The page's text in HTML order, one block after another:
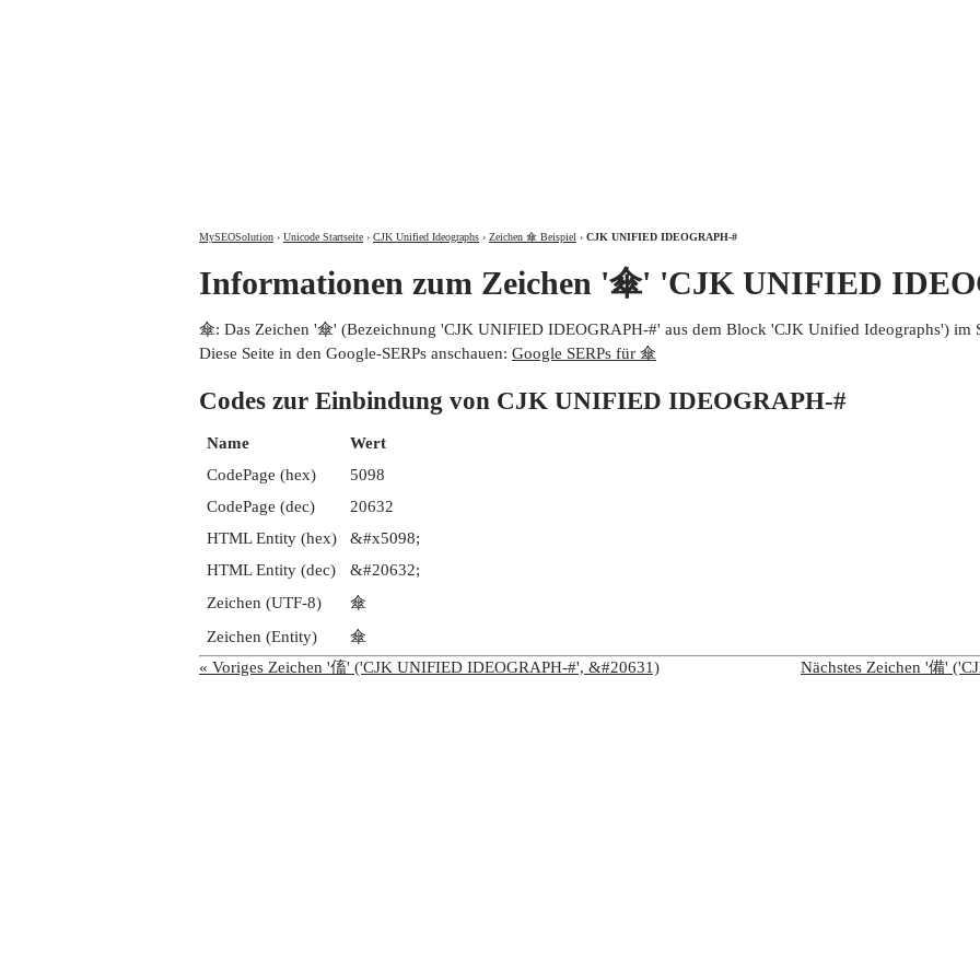
MySEOSolution › Unicode Startseite › CJK Unified Ideographs › Zeichen 傘 Beispiel › CJK UNIFIED IDEOGRAPH-#
Informationen zum Zeichen '傘' 'CJK UNIFIED
傘: Das Zeichen '傘' (Bezeichnung 'CJK UNIFIED IDEOGRAPH-#' aus dem Block 'CJK Unified Ideographs') im
Diese Seite in den Google-SERPs anschauen: Google SERPs für 傘
Codes zur Einbindung von CJK UNIFIED IDEOGRAPH-#
Name
Wert
CodePage (hex)
5098
CodePage (dec)
20632
HTML Entity (hex)
&#x5098;
HTML Entity (dec)
&#20632;
Zeichen (UTF-8)
傘
Zeichen (Entity)
傘
« Voriges Zeichen '傗' ('CJK UNIFIED IDEOGRAPH-#', &#20631)
Nächstes Zeichen '備'